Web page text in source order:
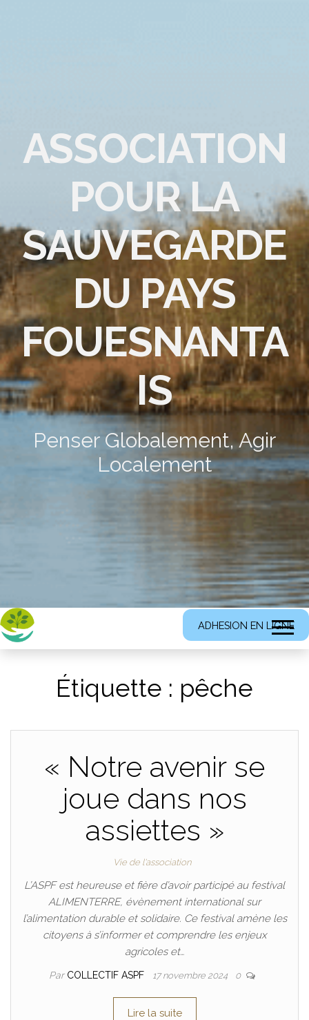
ASSOCIATION
POUR LA
SAUVEGARDE
DU PAYS
FOUESNANTA
IS
Penser Globalement, Agir
Localement
ADHESION EN LIGNE
Étiquette : pêche
« Notre avenir se
joue dans nos
assiettes »
Vie de l'association
L’ASPF est heureuse et fière d’avoir participé au festival
ALIMENTERRE, évènement international sur
l’alimentation durable et solidaire. Ce festival amène les
citoyens à s’informer et comprendre les enjeux
agricoles et…
Par COLLECTIF ASPF 17 novembre 2024 0
Lire la suite